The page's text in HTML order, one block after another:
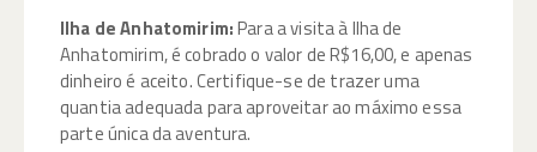
Ilha de Anhatomirim:Para a visita à Ilha de
Anhatomirim, é cobrado o valor de R$16,00, e apenas
dinheiro é aceito. Certifique-se de trazer uma
quantia adequada para aproveitar ao máximo essa
parte única da aventura.